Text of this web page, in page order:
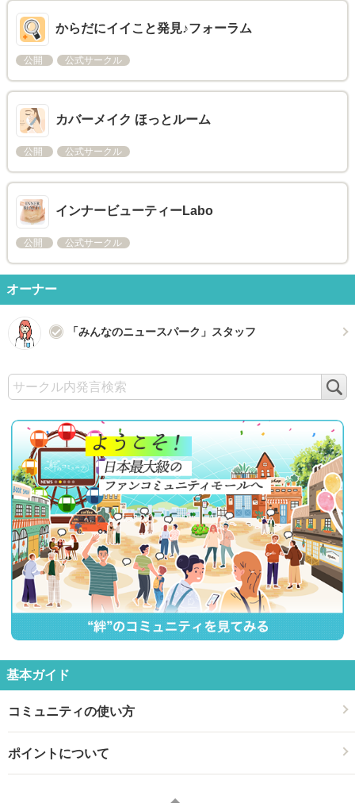
からだにイイこと発見♪フォーラム
公開 公式サークル
カバーメイク ほっとルーム
公開 公式サークル
インナービューティーLabo
公開 公式サークル
オーナー
「みんなのニュースパーク」スタッフ
基本ガイド
コミュニティの使い方
ポイントについて